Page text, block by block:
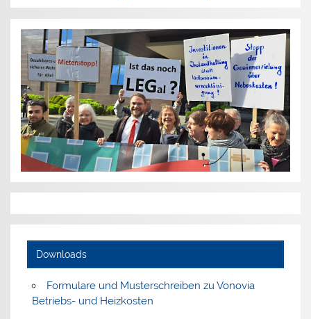
Downloads
Formulare und Musterschreiben zu Vonovia
Betriebs- und Heizkosten